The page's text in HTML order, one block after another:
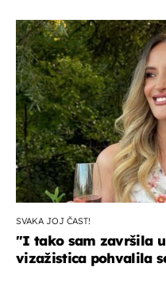
SVAKA JOJ ČAST!
"I tako sam završila
vizažistica pohvalila